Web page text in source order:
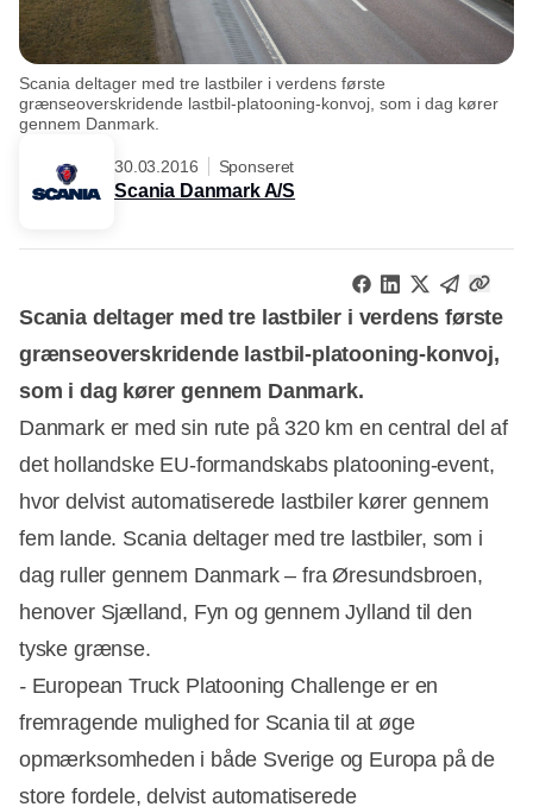
Scania deltager med tre lastbiler i verdens første
grænseoverskridende lastbil-platooning-konvoj, som i dag kører
gennem Danmark.
30.03.2016 Sponseret
Scania Danmark A/S
Scania deltager med tre lastbiler i verdens første
grænseoverskridende lastbil-platooning-konvoj,
som i dag kører gennem Danmark.
Danmark er med sin rute på 320 km en central del af
det hollandske EU-formandskabs platooning-event,
hvor delvist automatiserede lastbiler kører gennem
fem lande. Scania deltager med tre lastbiler, som i
dag ruller gennem Danmark – fra Øresundsbroen,
henover Sjælland, Fyn og gennem Jylland til den
tyske grænse.
- European Truck Platooning Challenge er en
fremragende mulighed for Scania til at øge
opmærksomheden i både Sverige og Europa på de
store fordele, delvist automatiserede